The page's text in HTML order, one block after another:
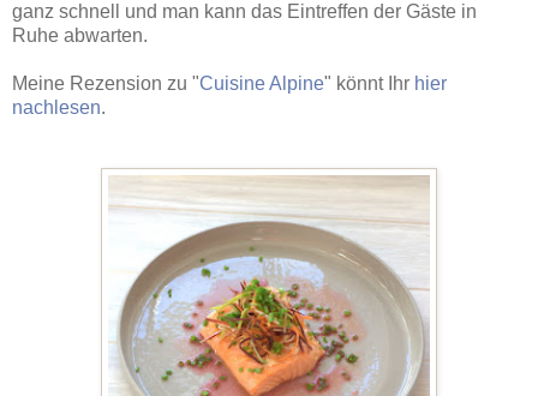
ganz schnell und man kann das Eintreffen der Gäste in
Ruhe abwarten.
Meine Rezension zu "Cuisine Alpine" könnt Ihr hier
nachlesen.